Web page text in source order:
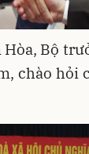
Bộ
chào hỏi